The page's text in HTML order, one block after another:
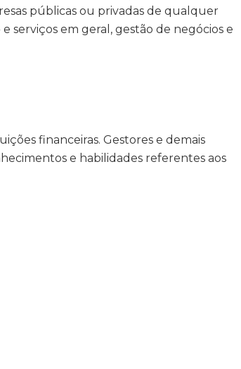
públicas ou privadas de qualquer
serviços em geral, gestão de negócios e
financeiras. Gestores e demais
e habilidades referentes aos